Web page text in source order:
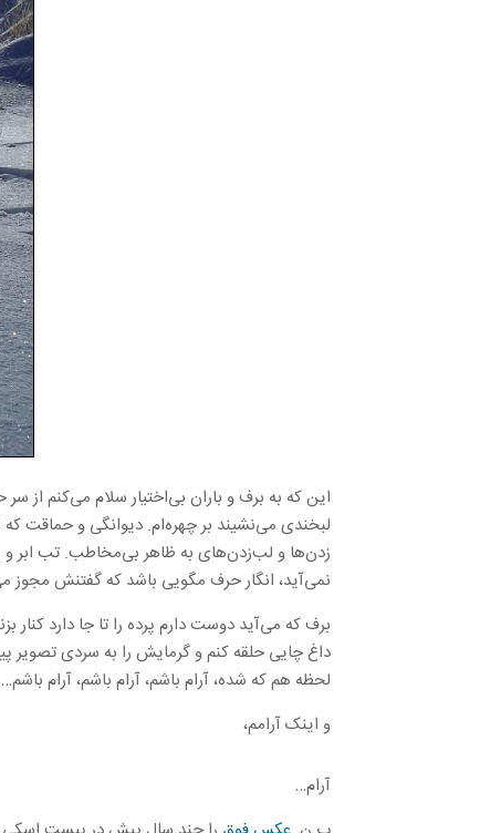
این که به برف و باران بی‌اختیار سلام می‌کنم
لبخندی می‌نشیند بر چهره‌ام. دیوانگی و حماقت
زدن‌ها و لب‌زدن‌های به ظاهر بی‌مخاطب. تب ابر و
نمی‌آید، انگار حرف مگویی باشد که گفتنش مجوز
برف که می‌آید دوست دارم پرده را تا جا دارد
داغ چایی حلقه کنم و گرمایش را به سردی تصویر
لحظه هم که شده، آرام باشم، آرام باشم، آرام
و اینک آرامم،
آرام…